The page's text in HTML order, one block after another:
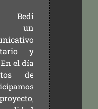
un
y
el día
de